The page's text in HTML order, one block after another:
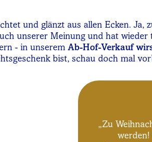
und glänzt aus allen Ecken. Ja,
unserer Meinung und hat wieder
- in unserem Ab-Hof-Verkauf
bist, schau doch mal
„Zu
werden!